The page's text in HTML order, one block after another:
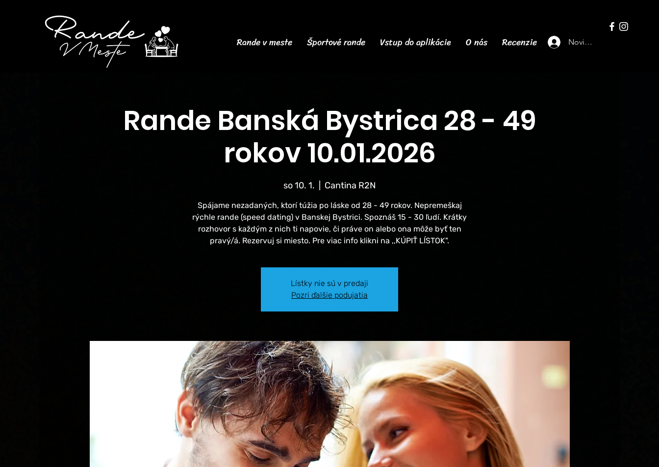
Rande v meste Športové rande Vstup do aplikácie O nás Recenzie Novinky
Rande Banská Bystrica 28 - 49
rokov 10.01.2026
so 10. 1. Cantina R2N
Spájame nezadaných, ktorí túžia po láske od 28 - 49 rokov. Nepremeškaj
rýchle rande (speed dating) v Banskej Bystrici. Spoznáš 15 - 30 ľudí. Krátky
rozhovor s každým z nich ti napovie, či práve on alebo ona môže byť ten
pravý/á. Rezervuj si miesto. Pre viac info klikni na ,,KÚPIŤ LÍSTOK".
Lístky nie sú v predaji
Pozri ďalšie podujatia